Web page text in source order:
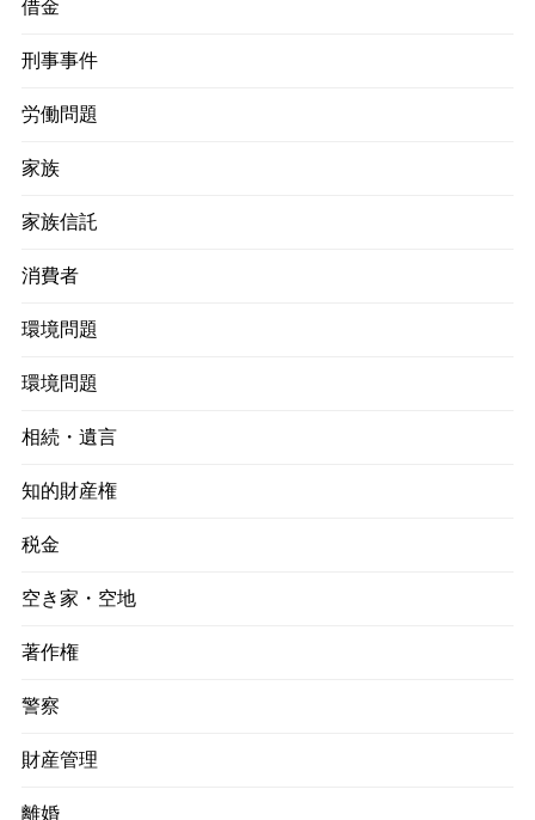
借金
刑事事件
労働問題
家族
家族信託
消費者
環境問題
環境問題
相続・遺言
知的財産権
税金
空き家・空地
著作権
警察
財産管理
離婚